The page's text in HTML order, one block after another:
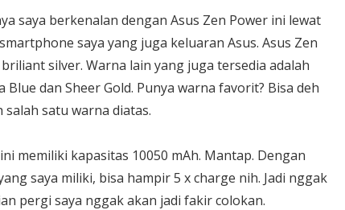
saya berkenalan dengan Asus Zen Power ini lewat
saya yang juga keluaran Asus. Asus Zen
silver. Warna lain yang juga tersedia adalah
Blue dan Sheer Gold. Punya warna favorit? Bisa deh
salah satu warna diatas.
memiliki kapasitas 10050 mAh. Mantap. Dengan
saya miliki, bisa hampir 5 x charge nih. Jadi nggak
pergi saya nggak akan jadi fakir colokan.